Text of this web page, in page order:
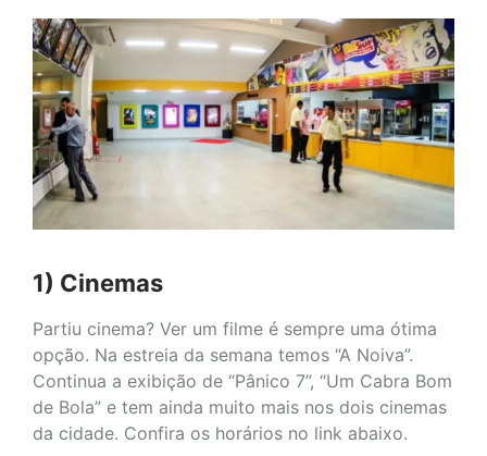
1) Cinemas
Partiu cinema? Ver um filme é sempre uma ótima
opção. Na estreia da semana temos “A Noiva”.
Continua a exibição de “Pânico 7”, “Um Cabra Bom
de Bola” e tem ainda muito mais nos dois cinemas
da cidade. Confira os horários no link abaixo.